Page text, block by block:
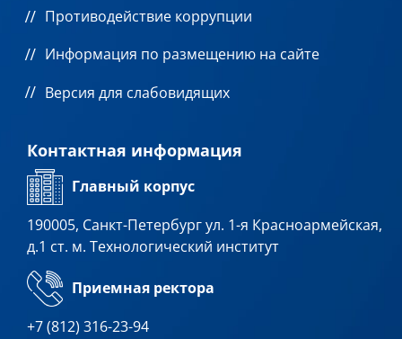
Противодействие коррупции
Информация по размещению на сайте
Версия для слабовидящих
Контактная информация
Главный корпус
190005, Санкт-Петербург ул. 1-я Красноармейская,
д.1 ст. м. Технологический институт
Приемная ректора
+7 (812) 316-23-94